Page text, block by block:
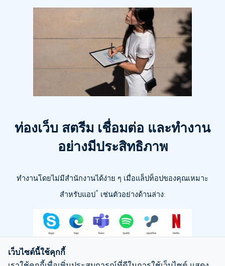
ท่องเว็บ สตรีม เชื่อมต่อ และทำงาน
อย่างมีประสิทธิภาพ
ทำงานโดยไม่มีสำนักงานได้ง่าย ๆ เมื่อแล็ปท็อปของคุณเหมาะ
สำหรับแอป* เช่นตัวอย่างด้านล่าง:
เว็บไซต์นี้ใช้คุกกี้